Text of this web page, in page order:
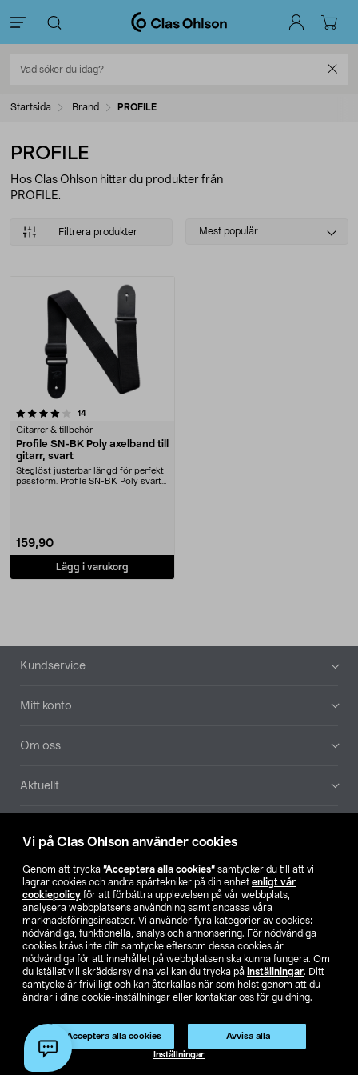
Vi på Clas Ohlson använder cookies
Genom att trycka ”Acceptera alla cookies” samtycker du till att vi
lagrar cookies och andra spårtekniker på din enhet enligt vår
cookiepolicy för att förbättra upplevelsen på vår webbplats,
analysera webbplatsens användning samt anpassa våra
marknadsföringsinsatser. Vi använder fyra kategorier av cookies:
nödvändiga, funktionella, analys och annonsering. För nödvändiga
cookies krävs inte ditt samtycke eftersom dessa cookies är
nödvändiga för att innehållet på webbplatsen ska kunna fungera. Om
du istället vill skräddarsy dina val kan du trycka på inställningar. Ditt
samtycke är frivilligt och kan återkallas när som helst genom att du
ändrar i dina cookie-inställningar eller kontaktar oss för guidning.
Acceptera alla cookies Avvisa alla
Inställningar
Startsida Brand PROFILE
PROFILE
Hos Clas Ohlson hittar du produkter från
PROFILE.
Filtrera produkter
Select
Mest populär
Produkter
14recensioner
Gitarrer & tillbehör
Profile SN-BK Poly axelband till
gitarr, svart
Steglöst justerbar längd för perfekt
passform. Profile SN-BK Poly svart
159,90
Lägg i varukorg
Sidfot
Kundservice
Mitt konto
Om oss
Aktuellt
Hitta butik
SE NO FI
Ändra till priser exklusive moms